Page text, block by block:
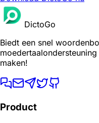
DictoGo
Biedt een snel
maken!
Product